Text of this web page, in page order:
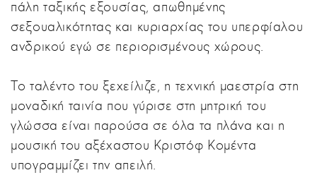
πάλη ταξικής εξουσίας, απωθημένης
σεξουαλικότητας και κυριαρχίας του υπερφίαλου
ανδρικού εγώ σε περιορισμένους χώρους.
Το ταλέντο του ξεχείλιζε, η τεχνική μαεστρία στη
μοναδική ταινία που γύρισε στη μητρική του
γλώσσα είναι παρούσα σε όλα τα πλάνα και η
μουσική του αξέχαστου Κριστόφ Κομέντα
υπογραμμίζει την απειλή.